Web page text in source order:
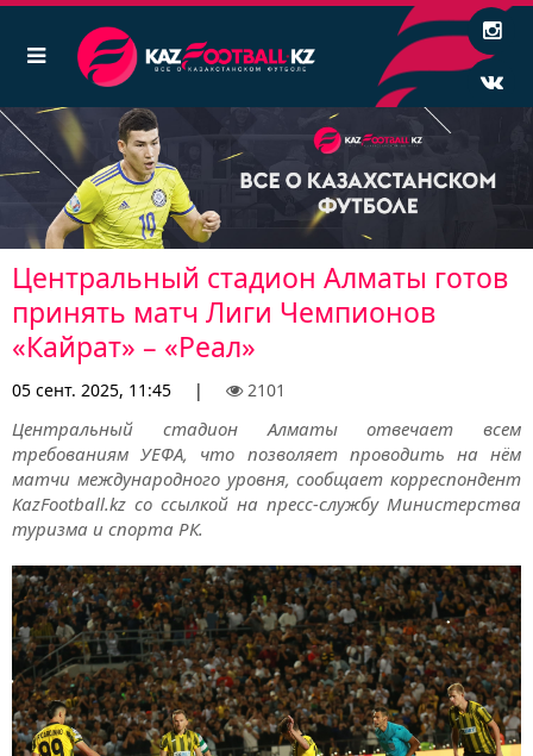
Центральный стадион Алматы готов
принять матч Лиги Чемпионов
«Кайрат» – «Реал»
05 сент. 2025, 11:45 | 2101
Центральный стадион Алматы отвечает всем
требованиям УЕФА, что позволяет проводить на нём
матчи международного уровня, сообщает корреспондент
KazFootball.kz со ссылкой на пресс-службу Министерства
туризма и спорта РК.